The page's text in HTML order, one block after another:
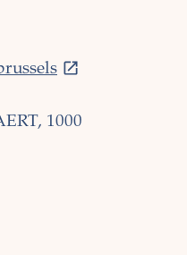
1000